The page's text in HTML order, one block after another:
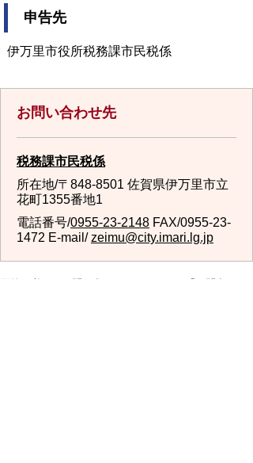
申告先
伊万里市役所税務課市民税係
お問い合わせ先
税務課市民税係
所在地/〒848-8501 佐賀県伊万里市立
花町1355番地1
電話番号/0955-23-2148 FAX/0955-23-
1472 E-mail/zeimu@city.imari.lg.jp